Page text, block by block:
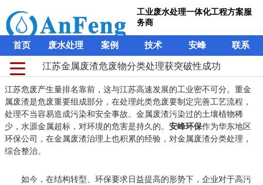
工业废水处理一体化工程方案服
务商
首页 废水处理 案例 技术 安峰 联系
江苏金属废渣危废物分类处理获突破性成功
江苏危废产生量排名靠前，这与江苏高速发展的工业密不可分。重金
属废渣是危废重要组成部分，在处理此类危废要制定完善工艺流程，
处理不当容易造成污染和安全事故。金属废渣污染过的土壤植物稀
少，水源金属超标，对环境的危害是持久的。 安峰环保作为华东地区
环保公司，在金属废渣治理上也积累的经验，对金属废渣分类处理，
综合整治。
如今，在结构转型、环保要求日益提高的形势下，企业对于高污